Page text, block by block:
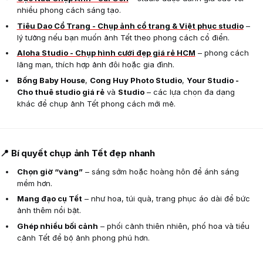
nhiều phong cách sáng tạo.
Tiêu Dao Cổ Trang - Chụp ảnh cổ trang & Việt phục studio–
lý tưởng nếu bạn muốn ảnh Tết theo phong cách cổ điển.
Aloha Studio - Chụp hình cưới đẹp giá rẻ HCM – phong cách
lãng mạn, thích hợp ảnh đôi hoặc gia đình.
Bống Baby House, Cong Huy Photo Studio, Your Studio -
Cho thuê studio giá rẻvà Studio– các lựa chọn đa dạng
khác để chụp ảnh Tết phong cách mới mẻ.
📍 Bí quyết chụp ảnh Tết đẹp nhanh
Chọn giờ “vàng”– sáng sớm hoặc hoàng hôn để ánh sáng
mềm hơn.
Mang đạo cụ Tết – như hoa, túi quà, trang phục áo dài để bức
ảnh thêm nổi bật.
Ghép nhiều bối cảnh – phối cảnh thiên nhiên, phố hoa và tiểu
cảnh Tết để bộ ảnh phong phú hơn.